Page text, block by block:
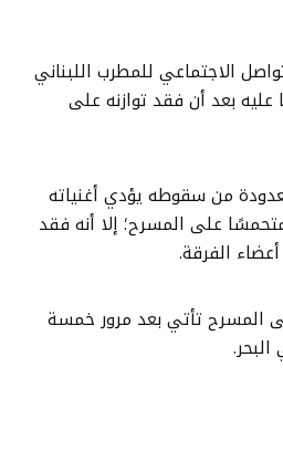
الاجتماعي للمطرب اللبناني
بعد أن فقد توازنه على
من سقوطه يؤدي أغنياته
على المسرح؛ إلا أنه فقد
الفرقة.
المسرح تأتي بعد مرور خمسة